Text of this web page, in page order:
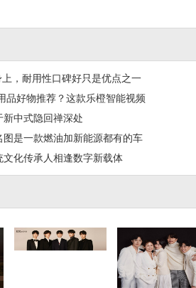
，耐用性口碑好只是优点之一
品好物推荐？这款乐橙智能视频
中式隐回禅深处
是一款燃油加新能源都有的车
化传承人相逢数字新载体